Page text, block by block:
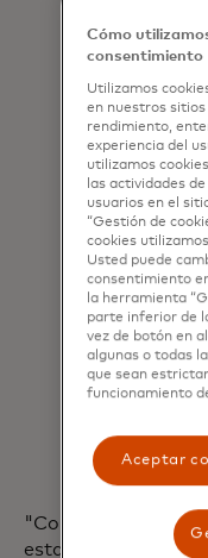
soluciones
Mastercard
gobiernos,
instituciones
actores del
herramientas
para adoptar
operar y
Al compartir
sino también
prácticas,
adopción
brechas y
fortalece la
participantes
vez más digital.
"Como Banco
estamos
Cómo
consentimiento
Utilizamos
en nuestros
rendimiento,
experiencia del
utilizamos
las actividades
usuarios en el
“Gestión de
cookies
Usted puede
consentimiento
la herramienta
parte inferior de
vez de botón en
algunas o todas
que sean
funcionamiento
Aceptar